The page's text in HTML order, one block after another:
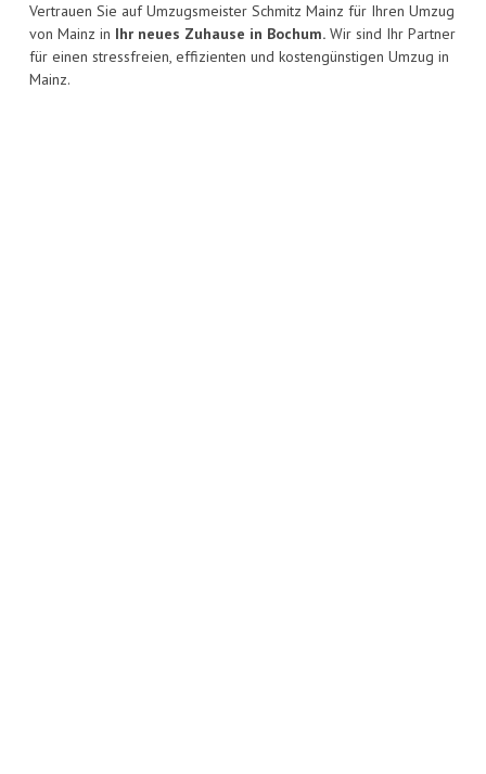
Vertrauen Sie auf Umzugsmeister Schmitz Mainz für Ihren Umzug
von Mainz in Ihr neues Zuhause in Bochum. Wir sind Ihr Partner
für einen stressfreien, effizienten und kostengünstigen Umzug in
Mainz.